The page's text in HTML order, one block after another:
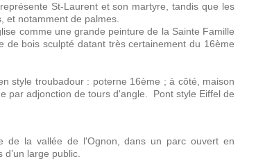
St-Laurent et son martyre, tandis que les
et notamment de palmes.
comme une grande peinture de la Sainte Famille
de bois sculpté datant très certainement du 16ème
style troubadour : poterne 16ème ; à côté, maison
adjonction de tours d'angle.  Pont style Eiffel de
de la vallée de l'Ognon, dans un parc ouvert en
large public.